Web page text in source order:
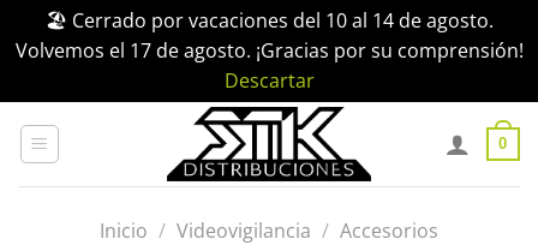
🏖️ Cerrado por vacaciones del 10 al 14 de agosto.
Volvemos el 17 de agosto. ¡Gracias por su comprensión!
Descartar
0
Inicio / Videovigilancia / Accesorios